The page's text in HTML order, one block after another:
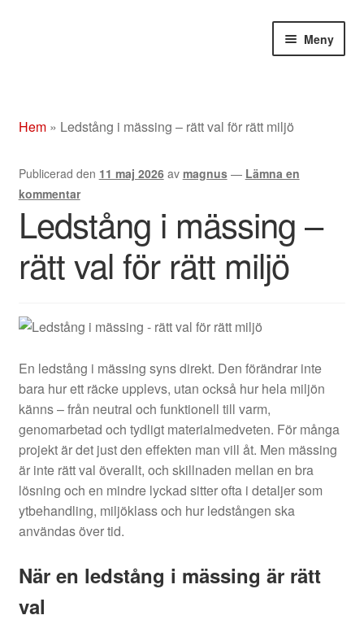
Meny
Om
Beslag rostfritt/mässing/svart
Entrétak
Hem» Ledstång i mässing – rätt val för rätt miljö
Publicerad den 11 maj 2026 av magnus — Lämna en
kommentar
Ledstång i mässing –
rätt val för rätt miljö
En ledstång i mässing syns direkt. Den förändrar inte
bara hur ett räcke upplevs, utan också hur hela miljön
känns – från neutral och funktionell till varm,
genomarbetad och tydligt materialmedveten. För många
projekt är det just den effekten man vill åt. Men mässing
är inte rätt val överallt, och skillnaden mellan en bra
lösning och en mindre lyckad sitter ofta i detaljer som
ytbehandling, miljöklass och hur ledstången ska
användas över tid.
När en ledstång i mässing är rätt
val